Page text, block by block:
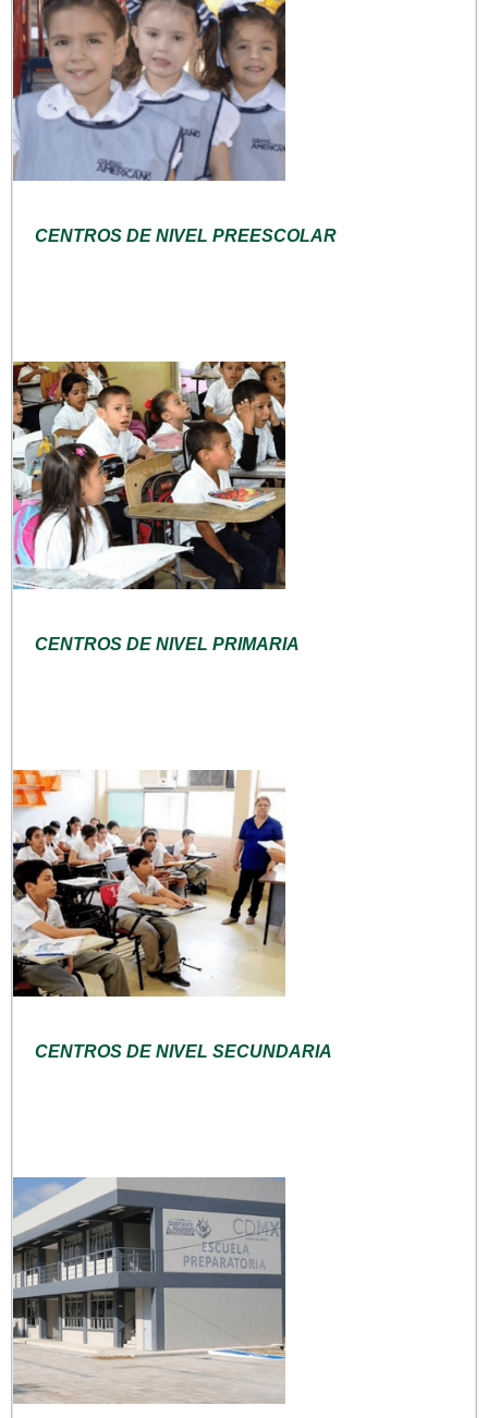
CENTROS DE NIVEL PREESCOLAR
CENTROS DE NIVEL PRIMARIA
CENTROS DE NIVEL SECUNDARIA